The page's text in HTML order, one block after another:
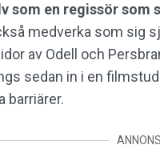
som en regissör som
medverka som sig
av Odell och
sedan in i en
barriärer.
ANNONS